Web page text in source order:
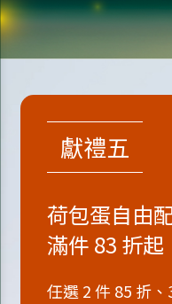
獻禮五
荷包蛋自由
滿件 83 折起
任選 2 件 85 折